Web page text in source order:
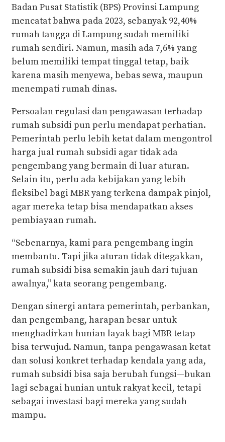
Badan Pusat Statistik (BPS) Provinsi Lampung
mencatat bahwa pada 2023, sebanyak 92,40%
rumah tangga di Lampung sudah memiliki
rumah sendiri. Namun, masih ada 7,6% yang
belum memiliki tempat tinggal tetap, baik
karena masih menyewa, bebas sewa, maupun
menempati rumah dinas.
Persoalan regulasi dan pengawasan terhadap
rumah subsidi pun perlu mendapat perhatian.
Pemerintah perlu lebih ketat dalam mengontrol
harga jual rumah subsidi agar tidak ada
pengembang yang bermain di luar aturan.
Selain itu, perlu ada kebijakan yang lebih
fleksibel bagi MBR yang terkena dampak pinjol,
agar mereka tetap bisa mendapatkan akses
pembiayaan rumah.
“Sebenarnya, kami para pengembang ingin
membantu. Tapi jika aturan tidak ditegakkan,
rumah subsidi bisa semakin jauh dari tujuan
awalnya,” kata seorang pengembang.
Dengan sinergi antara pemerintah, perbankan,
dan pengembang, harapan besar untuk
menghadirkan hunian layak bagi MBR tetap
bisa terwujud. Namun, tanpa pengawasan ketat
dan solusi konkret terhadap kendala yang ada,
rumah subsidi bisa saja berubah fungsi—bukan
lagi sebagai hunian untuk rakyat kecil, tetapi
sebagai investasi bagi mereka yang sudah
mampu.